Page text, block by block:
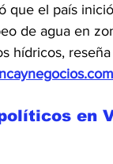
que el país
de agua en
hídricos,
en